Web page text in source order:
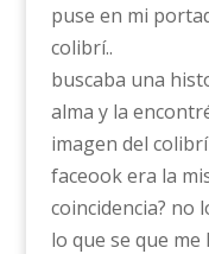
puse en mi
colibrí..
buscaba una
alma y la
imagen del
faceook era la
coincidencia? no
lo que se que